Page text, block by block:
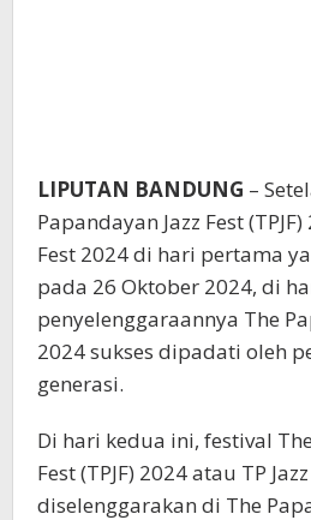
LIPUTAN BANDUNG –
Papandayan Jazz Fest
Fest 2024 di hari pertama
pada 26 Oktober 2024, di
penyelenggaraannya The
2024 sukses dipadati oleh
generasi.
Di hari kedua ini, festival
Fest (TPJF) 2024 atau TP
diselenggarakan di The